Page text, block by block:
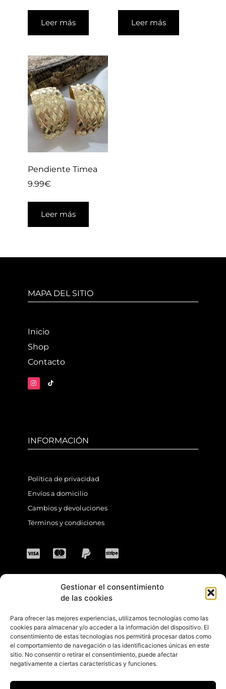
Gestionar el consentimiento
de las cookies
Para ofrecer las mejores experiencias, utilizamos tecnologías como las
cookies para almacenar y/o acceder a la información del dispositivo. El
consentimiento de estas tecnologías nos permitirá procesar datos como
el comportamiento de navegación o las identificaciones únicas en este
sitio. No consentir o retirar el consentimiento, puede afectar
negativamente a ciertas características y funciones.
Leer más Leer más
Pendiente Timea
9.99€
Leer más
MAPA DEL SITIO
Inicio
Shop
Contacto
INFORMACIÓN
Política de privacidad
Envíos a domicilio
Cambios y devoluciones
Términos y condiciones
CONTACTO
Dirección: C. Sta. María Magdalena, 14,
41701 Dos Hermanas, Sevilla, España
Teléfono +34 694 46 69 91
hs y 17:30 a 20:30 hs. Sábados de 10:30 a